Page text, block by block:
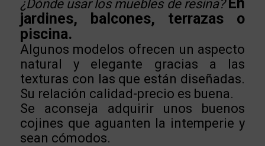
¿Dónde usar los muebles de resina?
jardines, balcones, terrazas o
piscina.
Algunos modelos ofrecen un aspecto
natural y elegante gracias a las
texturas con las que están diseñadas.
Su relación calidad-precio es buena.
Se aconseja adquirir unos buenos
cojines que aguanten la intemperie y
sean cómodos.